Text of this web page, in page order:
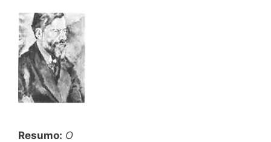
Resumo: O